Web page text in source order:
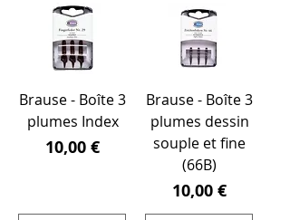
Brause - Boîte 3
plumes Index
Prix
10,00 €
Brause - Boîte 3
plumes dessin
souple et fine
(66B)
Prix
10,00 €